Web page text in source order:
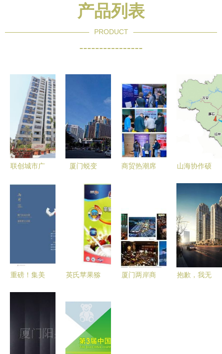
产品列表
PRODUCT
----------------
联创城市广
南岸商贸旅
游集散中心
厦门蜕变
区”到“全球
商贸枢
纽”的新征
程
商贸热潮席
——厦门商
贸新篇章开
启
山海协作硕
门龙岩经济
区35亿元项
目谱写共富
新篇
重磅！集美
厦门商贸新
英氏苹果猕
粉 厦门商
贸匠心打造
的宝宝辅食
优选
厦门两岸商
抱歉，我无